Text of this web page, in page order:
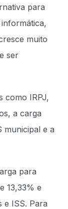
para
muito
ser
como IRPJ,
a carga
municipal e a
para
13,33% e
e ISS. Para